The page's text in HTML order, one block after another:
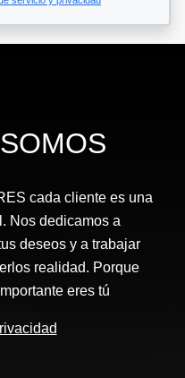
cada cliente es una
Nos dedicamos a
deseos y a trabajar
realidad. Porque
eres tú